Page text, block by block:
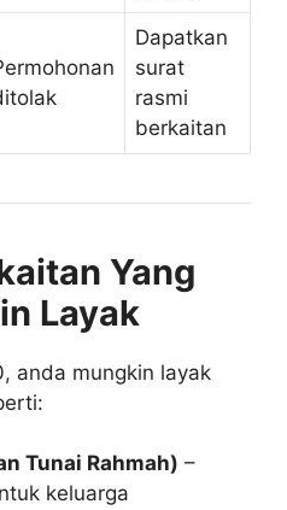
Dapatkan
surat
rasmi
berkaitan
Yang
Layak
anda mungkin layak
Tunai Rahmah) –
keluarga